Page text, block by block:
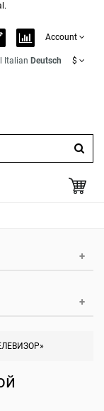
Account
Italian Deutsch $